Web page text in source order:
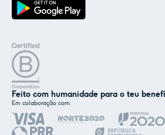
Feito com humanidade para o teu
Em colaboração com:
Nós e os nossos parceiros